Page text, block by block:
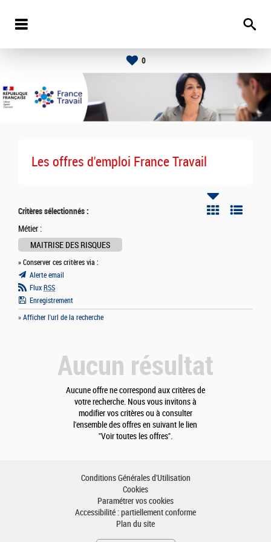
0
Les offres d'emploi France Travail
Critères sélectionnés :
Métier :
MAITRISE DES RISQUES
» Conserver ces critères via :
Alerte email
Flux RSS
Enregistrement
» Afficher l'url de la recherche
Aucun résultat
Aucune offre ne correspond aux critères de
votre recherche. Nous vous invitons à
modifier vos critères ou à consulter
l'ensemble des offres en suivant le lien
"Voir toutes les offres".
Conditions Générales d'Utilisation
Cookies
Paramétrer vos cookies
Accessibilité : partiellement conforme
Plan du site